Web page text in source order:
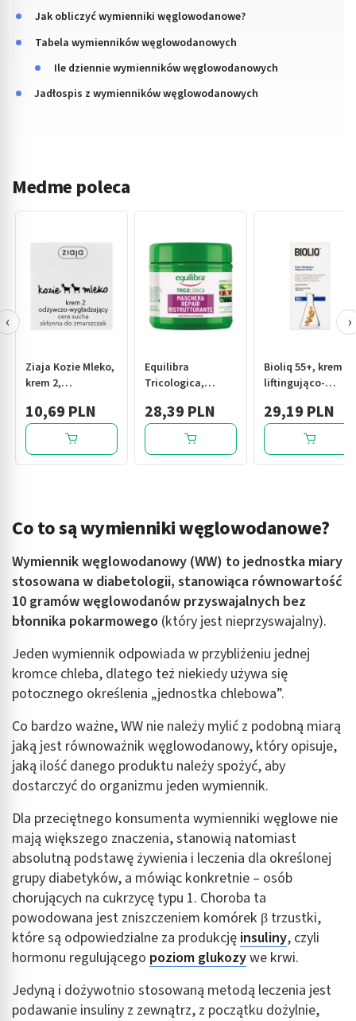
Jak obliczyć wymienniki węglowodanowe?
Tabela wymienników węglowodanowych
Ile dziennie wymienników węglowodanowych
Jadłospis z wymienników węglowodanowych
Medme poleca
Ziaja Kozie Mleko,
krem 2,
wygładzanie do
cery suchej, 50 ml
10,69 PLN
Equilibra
Tricologica,
restrukturyzująca,
250 ml
28,39 PLN
Bioliq 55+, krem
liftingująco-
50 ml
29,19 PLN
‹ ›
Co to są wymienniki węglowodanowe?
Wymiennik węglowodanowy (WW) to jednostka miary
stosowana w diabetologii, stanowiąca równowartość
10 gramów węglowodanów przyswajalnych bez
błonnika pokarmowego (który jest nieprzyswajalny).
Jeden wymiennik odpowiada w przybliżeniu jednej
kromce chleba, dlatego też niekiedy używa się
potocznego określenia „jednostka chlebowa”.
Co bardzo ważne, WW nie należy mylić z podobną miarą
jaką jest równoważnik węglowodanowy, który opisuje,
jaką ilość danego produktu należy spożyć, aby
dostarczyć do organizmu jeden wymiennik.
Dla przeciętnego konsumenta wymienniki węglowe nie
mają większego znaczenia, stanowią natomiast
absolutną podstawę żywienia i leczenia dla określonej
grupy diabetyków, a mówiąc konkretnie – osób
chorujących na cukrzycę typu 1. Choroba ta
powodowana jest zniszczeniem komórek β trzustki,
które są odpowiedzialne za produkcję insuliny, czyli
hormonu regulującego poziom glukozywe krwi.
Jedyną i dożywotnio stosowaną metodą leczenia jest
podawanie insuliny z zewnątrz, z początku dożylnie,